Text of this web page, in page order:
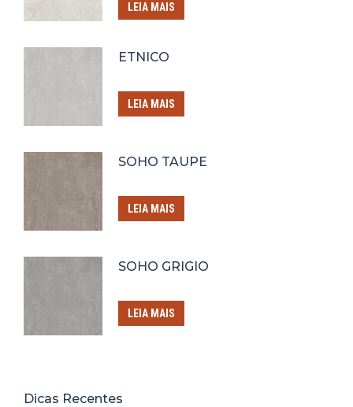
LEIA MAIS
ETNICO
LEIA MAIS
SOHO TAUPE
LEIA MAIS
SOHO GRIGIO
LEIA MAIS
Dicas Recentes